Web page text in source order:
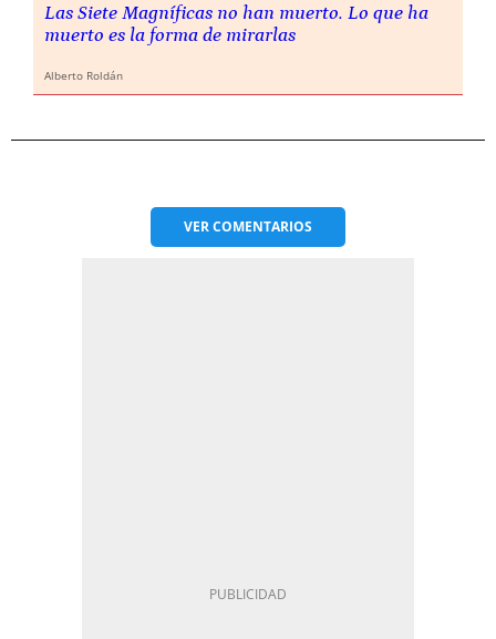
Las Siete Magníficas no han muerto. Lo que ha
muerto es la forma de mirarlas
Alberto Roldán
VERCOMENTARIOS